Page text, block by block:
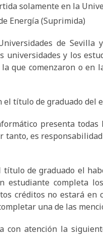
solamente en la
Energía (Suprimida)
de Sevilla
universidades y los
que comenzaron o en
el título de graduado del
presenta todas
tanto, es
de graduado el
completa
créditos no estará en
una de las
con atención la